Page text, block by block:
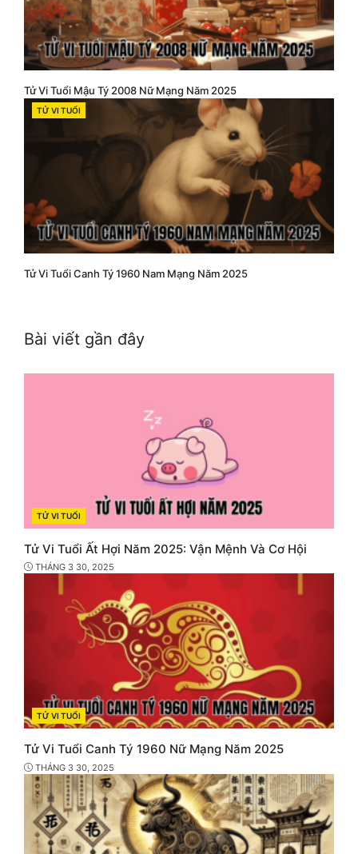
Tử Vi Tuổi Mậu Tý 2008 Nữ Mạng Năm 2025
CATEGORIES
TỬ VI TUỔI
Tử Vi Tuổi Canh Tý 1960 Nam Mạng Năm 2025
Bài viết gần đây
CATEGORIES
TỬ VI TUỔI
Tử Vi Tuổi Ất Hợi Năm 2025: Vận Mệnh Và Cơ Hội
THÁNG 3 30, 2025
CATEGORIES
TỬ VI TUỔI
Tử Vi Tuổi Canh Tý 1960 Nữ Mạng Năm 2025
THÁNG 3 30, 2025